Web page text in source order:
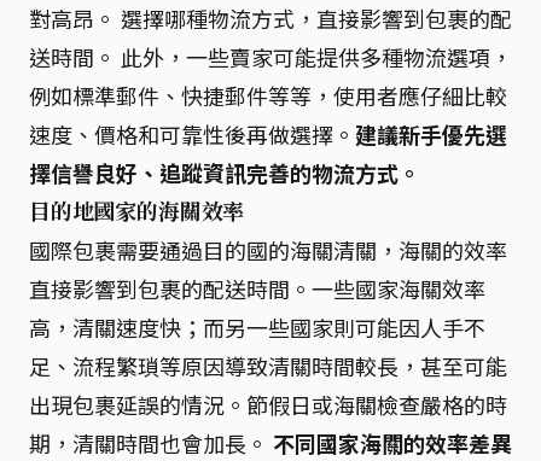
對高昂。 選擇哪種物流方式，直接影響到包裹的配
送時間。 此外，一些賣家可能提供多種物流選項，
例如標準郵件、快捷郵件等等，使用者應仔細比較
速度、價格和可靠性後再做選擇。 建議新手優先選
擇信譽良好、追蹤資訊完善的物流方式。
目的地國家的海關效率
國際包裹需要通過目的國的海關清關，海關的效率
直接影響到包裹的配送時間。一些國家海關效率
高，清關速度快；而另一些國家則可能因人手不
足、流程繁瑣等原因導致清關時間較長，甚至可能
出現包裹延誤的情況。節假日或海關檢查嚴格的時
期，清關時間也會加長。 不同國家海關的效率差異